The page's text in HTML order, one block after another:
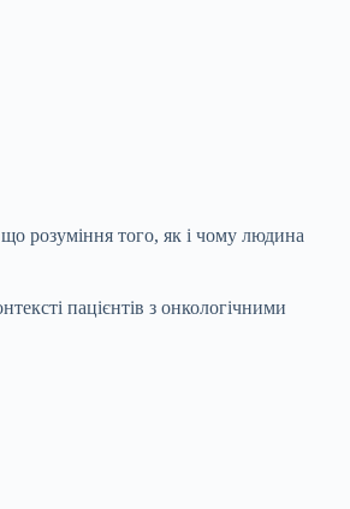
розуміння того, як і чому людина
пацієнтів з онкологічними